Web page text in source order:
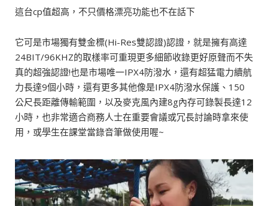
這台cp值超高，不只價格漂亮功能也不在話下
它可是市場獨有雙金標(Hi-Res雙認證)認證，就是擁有高達
24BIT/96KHZ的取樣率可重現更多細節收錄更好原聲而不失
真的超強認證!也是市場唯一IPX4防潑水，還有超猛電力續航
力長達9個小時，還有更多其他像是IPX4防潑水保護、150
公尺長距離傳輸範圍，以及麥克風內建8g內存可錄製長達12
小時，也非常適合商務人士在重要會議或冗長討論時拿來使
用，或學生在課堂當錄音筆做使用喔~